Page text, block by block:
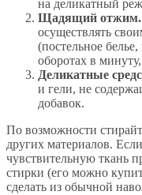
на деликатный
Щадящий отжим.
осуществлять
(постельное
оборотах в
Деликатные
и гели, не
добавок.
По возможности
других материалов.
чувствительную ткань
стирки (его можно
сделать из обычной